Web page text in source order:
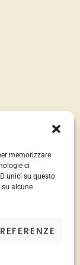
memorizzare
ci
unici su questo
alcune